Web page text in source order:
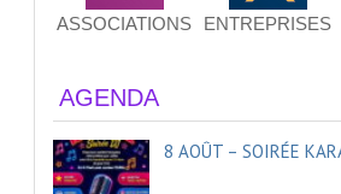
ASSOCIATIONS ENTREPRISES
AGENDA
8 AOÛT – SOIRÉE